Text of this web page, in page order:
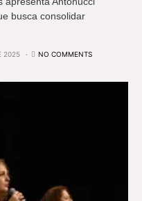
busca consolidar
2025 NO COMMENTS